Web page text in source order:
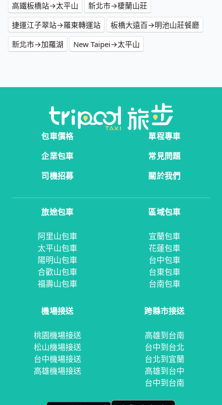
高鐵板橋站→太平山
新北市→棲蘭山莊
捷運江子翠站→羅東轉運站
板橋大遠百→明池山莊餐廳
新北市→加羅湖
New Taipei→太平山
包車價格
單程專車
企業包車
常見問題
司機招募
關於我們
旅途包車
阿里山包車
太平山包車
陽明山包車
合歡山包車
福壽山包車
區域包車
宜蘭包車
花蓮包車
台中包車
台東包車
台南包車
機場接送
桃園機場接送
松山機場接送
台中機場接送
高雄機場接送
跨縣市接送
高雄到台南
台中到台北
台北到宜蘭
高雄到台中
台中到台南